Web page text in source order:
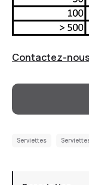
Contactez-
Serviettes